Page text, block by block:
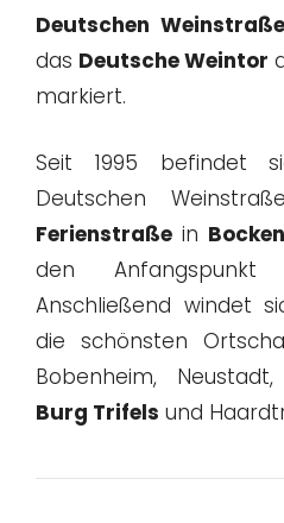
Deutschen Weinstraße
das Deutsche Weintor
markiert.
Seit 1995 befindet
Deutschen
Ferienstraße in
den
Anschließend windet
die schönsten
Bobenheim,
Burg Trifels und